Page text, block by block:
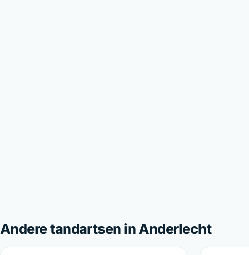
Andere tandartsen in Anderlecht